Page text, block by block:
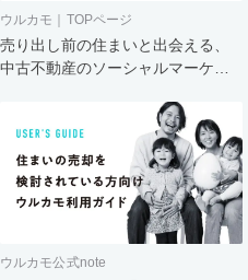
ウルカモ｜TOPページ
売り出し前の住まいと出会える、
中古不動産のソーシャルマーケッ
ウルカモ公式note